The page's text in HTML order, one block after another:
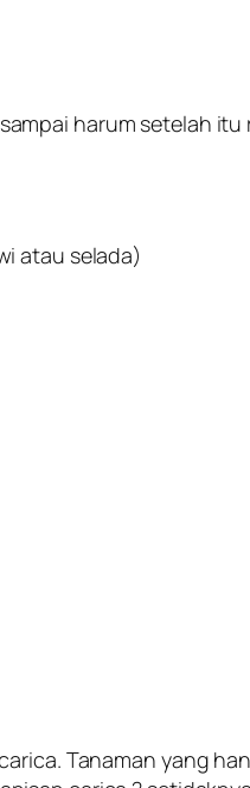
harum setelah
atau selada)
Tanaman yang